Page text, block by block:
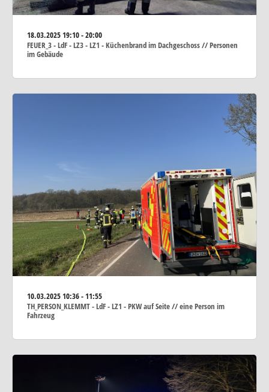
18.03.202519:10 - 20:00
FEUER_3 - LdF - LZ3 - LZ1 - Küchenbrand im Dachgeschoss // Personen
im Gebäude
10.03.202510:36 - 11:55
TH_PERSON_KLEMMT - LdF - LZ1 - PKW auf Seite // eine Person im
Fahrzeug